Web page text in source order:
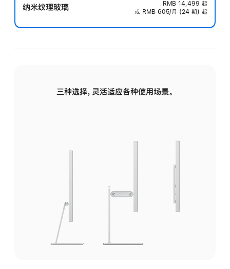
纳米纹理玻璃 RMB 14,499 起
或 RMB 605/月 (24 期) 起
三种选择，灵活适应各种使用场景。